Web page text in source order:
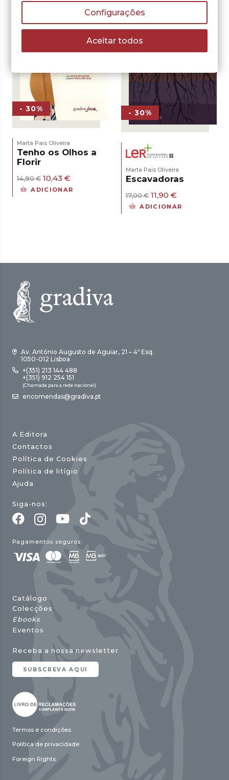
- 30%
Marta Pais Oliveira
Tenho os Olhos a
Florir
14,90€ O
preço
10,43 €
preço
ADICIONAR
- 30%
Marta Pais Oliveira
Escavadoras
17,00€ O
preço
11,90 €O
preço
ADICIONAR
Av. António Augusto de Aguiar, 21 – 4º Esq.
1050-012 Lisboa
+(351) 213 144 488
+(351) 912 254 151
(Chamada para a rede nacional)
encomendas@gradiva.pt
A Editora
Contactos
Política de Cookies
Política de litígio
Ajuda
Siga-nos:
Pagamentos seguros:
Catálogo
Colecções
Ebooks
Eventos
Receba a nossa newsletter
SUBSCREVA AQUI
Termos e condições
Política de privacidade
Foreign Rights
Configurações
Aceitar todos